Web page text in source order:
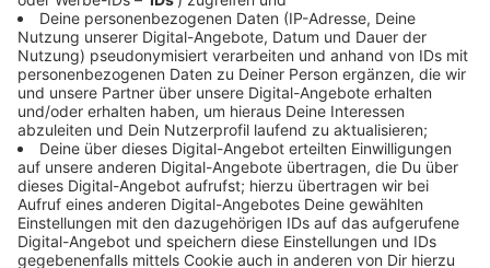
Ergebnis einer Umfrage. Darüber diskutieren wir auf
unserer Facebook-Seite.
Die meisten in unserer Community würden kein Geld
dafür ausgeben. Für Simone aus Salzbergen ist die
Frage der Studie eine Frechheit. Andere Länder sind
schon fertig! Deshalb würde sie gar nichts zahlen. Gina
aus Rheine wäre auf jeden Fall bereit, Geld für eine
Impfung zu bezahlen. Allerdings nicht mit der Absicht,
dass ich dadurch eher dran komme. Ich lasse die